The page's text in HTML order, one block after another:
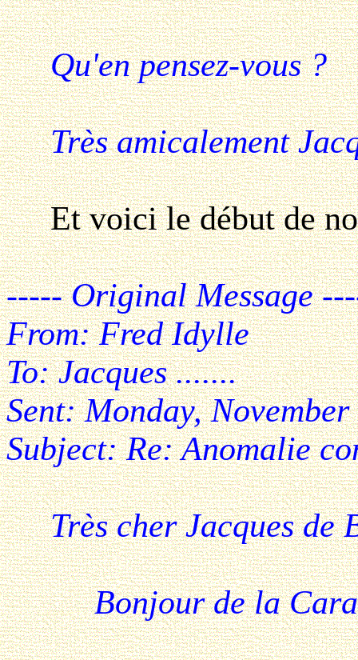
Qu'en pensez-vous ?
Très amicalement
Et voici le début de
----- Original Message
From: Fred Idylle
To: Jacques .......
Sent: Monday,
Subject: Re: Anomalie
Très cher Jacques de
Bonjour de la